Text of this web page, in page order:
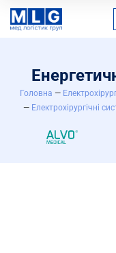
Головна —
— Електрохірургічні